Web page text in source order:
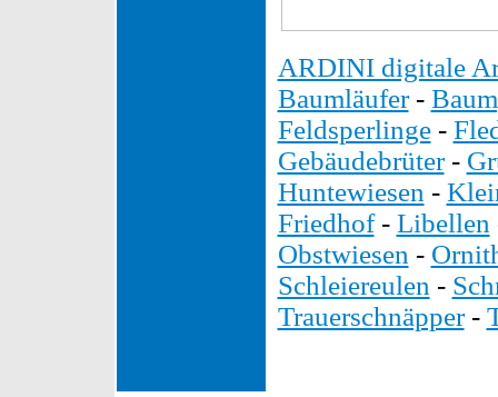
ARDINI digitale
Baumläufer-
Feldsperlinge-
Gebäudebrüter-
Huntewiesen -
Friedhof- Libellen
Obstwiesen -
Schleiereulen -
Trauerschnäpper-